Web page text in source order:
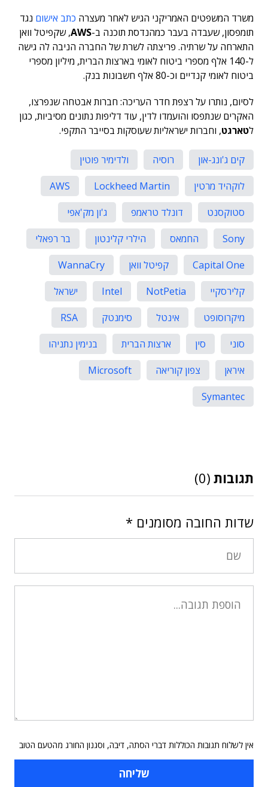
משרד המשפטים האמריקני הגיש לאחר מעצרה כתב אישום נגד
תומפסון, שעבדה בעבר כמהנדסת תוכנה ב-AWS, שקפיטל וואן
התארחה על שרתיה. פריצתה לשרת של החברה הניבה לה גישה
ל-140 אלף מספרי ביטוח לאומי בארצות הברית, מיליון מספרי
ביטוח לאומי קנדיים וכ-80 אלף חשבונות בנק.
לסיום, נותרו על רצפת חדר העריכה: חברות אבטחה שנפרצו,
האקרים שנתפסו והועמדו לדין, עוד דליפות נתונים מסיביות, כגון
לטארגט, וחברות ישראליות שעוסקות בסייבר התקפי.
קים ג'ונג-און רוסיה
ולדימיר פוטין
לוקהיד מרטין
Lockheed Martin
AWS
סטוקסנט
דונלד טראמפ
ג'ון מק'אפי
Sony
החמאס הילרי קלינטון
בר רפאלי
Capital One
קפיטל וואן
WannaCry
קלירסקיי
NotPetia
Intel
ישראל
מיקרוסופט
אינטל סימנטק
RSA
סוני
סין ארצות הברית
בנימין נתניהו
איראן
צפון קוריאה
Microsoft
Symantec
תגובות (0)
שדות החובה מסומנים *
אין לשלוח תגובות הכוללות דברי הסתה, דיבה, וסגנון החורג מהטעם הטוב